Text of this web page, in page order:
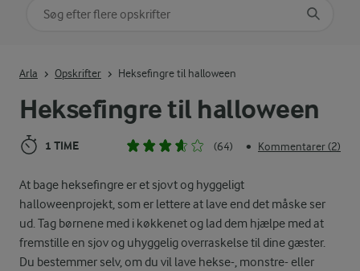
Heksefingre til halloween
1 TIME (64) • Kommentarer (2)
At bage heksefingre er et sjovt og hyggeligt
halloweenprojekt, som er lettere at lave end det måske ser
ud. Tag børnene med i køkkenet og lad dem hjælpe med at
fremstille en sjov og uhyggelig overraskelse til dine gæster.
Du bestemmer selv, om du vil lave hekse-, monstre- eller
Arla Opskrifter Heksefingre til halloween
Søg på kategori